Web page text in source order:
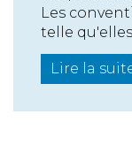
Les
telle qu'elles
Lire la